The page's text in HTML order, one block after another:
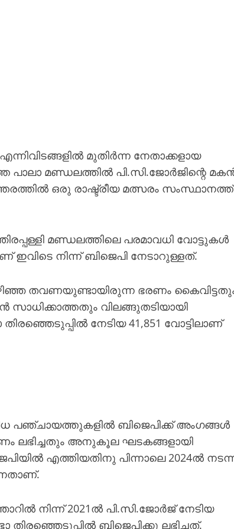
മുതിർന്ന നേതാക്കളായ
മണ്ഡലത്തിൽ പി.സി.ജോർജിന്റെ
ഒരു രാഷ്ട്രീയ മത്സരം സംസ്ഥാനത്ത്
മണ്ഡലത്തിലെ പരമാവധി വോട്ടുകൾ
ഇവിടെ നിന്ന് ബിജെപി നേടാറുള്ളത്.
തവണയുണ്ടായിരുന്ന ഭരണം
സാധിക്കാത്തതും വിലങ്ങുതടിയായി
നേടിയ 41,851 വോട്ടിലാണ്
പഞ്ചായത്തുകളിൽ ബിജെപിക്ക് അംഗങ്ങൾ
ലഭിച്ചതും അനുകൂല ഘടകങ്ങളായി
എത്തിയതിനു പിന്നാലെ 2024ൽ‍
നിന്ന് 2021ൽ പി.സി.ജോർജ് നേടിയ
ബിജെപിക്കു ലഭിച്ചത്.